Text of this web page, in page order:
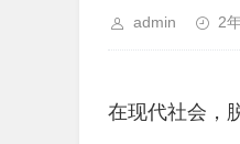
admin 2
在现代社会，